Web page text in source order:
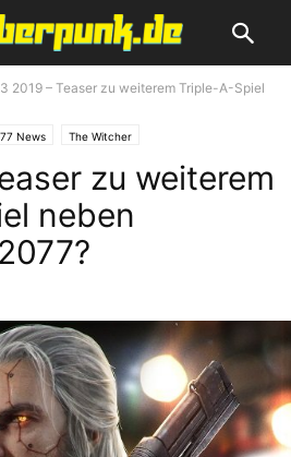
2019 – Teaser zu weiterem Triple-A-Spiel
News The Witcher
zu weiterem
neben